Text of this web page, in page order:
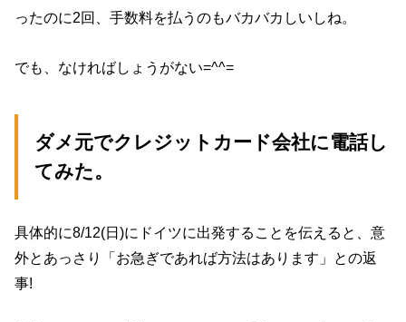
ったのに2回、手数料を払うのもバカバカしいしね。
でも、なければしょうがない=^^=
ダメ元でクレジットカード会社に電話し
てみた。
具体的に8/12(日)にドイツに出発することを伝えると、意
外とあっさり「お急ぎであれば方法はあります」との返
事!